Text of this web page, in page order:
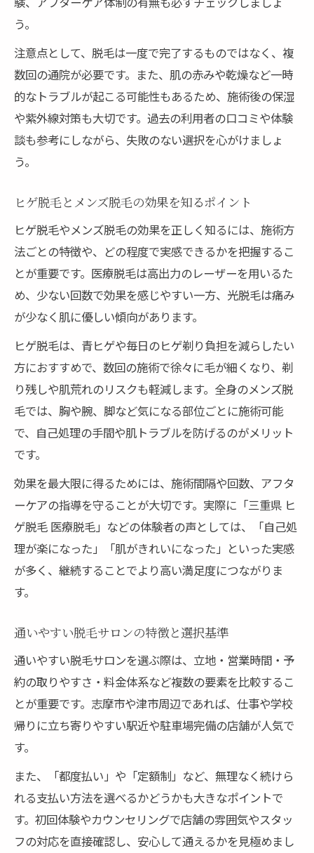
う。
注意点として、脱毛は一度で完了するものではなく、複
数回の通院が必要です。また、肌の赤みや乾燥など一時
的なトラブルが起こる可能性もあるため、施術後の保湿
や紫外線対策も大切です。過去の利用者の口コミや体験
談も参考にしながら、失敗のない選択を心がけましょ
う。
ヒゲ脱毛とメンズ脱毛の効果を知るポイント
ヒゲ脱毛やメンズ脱毛の効果を正しく知るには、施術方
法ごとの特徴や、どの程度で実感できるかを把握するこ
とが重要です。医療脱毛は高出力のレーザーを用いるた
め、少ない回数で効果を感じやすい一方、光脱毛は痛み
が少なく肌に優しい傾向があります。
ヒゲ脱毛は、青ヒゲや毎日のヒゲ剃り負担を減らしたい
方におすすめで、数回の施術で徐々に毛が細くなり、剃
り残しや肌荒れのリスクも軽減します。全身のメンズ脱
毛では、胸や腕、脚など気になる部位ごとに施術可能
で、自己処理の手間や肌トラブルを防げるのがメリット
です。
効果を最大限に得るためには、施術間隔や回数、アフタ
ーケアの指導を守ることが大切です。実際に「三重県 ヒ
ゲ脱毛 医療脱毛」などの体験者の声としては、「自己処
理が楽になった」「肌がきれいになった」といった実感
が多く、継続することでより高い満足度につながりま
す。
通いやすい脱毛サロンの特徴と選択基準
通いやすい脱毛サロンを選ぶ際は、立地・営業時間・予
約の取りやすさ・料金体系など複数の要素を比較するこ
とが重要です。志摩市や津市周辺であれば、仕事や学校
帰りに立ち寄りやすい駅近や駐車場完備の店舗が人気で
す。
また、「都度払い」や「定額制」など、無理なく続けら
れる支払い方法を選べるかどうかも大きなポイントで
す。初回体験やカウンセリングで店舗の雰囲気やスタッ
フの対応を直接確認し、安心して通えるかを見極めまし